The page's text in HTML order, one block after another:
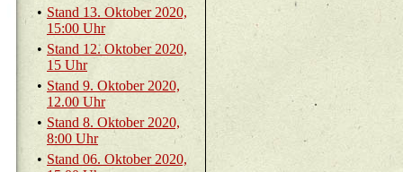
• Stand 13. Ok­to­ber 2020,
15:00 Uhr
• Stand 12. Ok­to­ber 2020,
15 Uhr
• Stand 9. Ok­to­ber 2020,
12.00 Uhr
• Stand 8. Ok­to­ber 2020,
8:00 Uhr
• Stand 06. Ok­to­ber 2020,